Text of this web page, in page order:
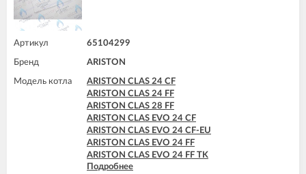
Артикул 65104299
Бренд ARISTON
Модель котла
ARISTON CLAS 24 CF
ARISTON CLAS 24 FF
ARISTON CLAS 28 FF
ARISTON CLAS EVO 24 CF
ARISTON CLAS EVO 24 CF-EU
ARISTON CLAS EVO 24 FF
ARISTON CLAS EVO 24 FF TK
ARISTON CLAS EVO 28 FF
Подробнее